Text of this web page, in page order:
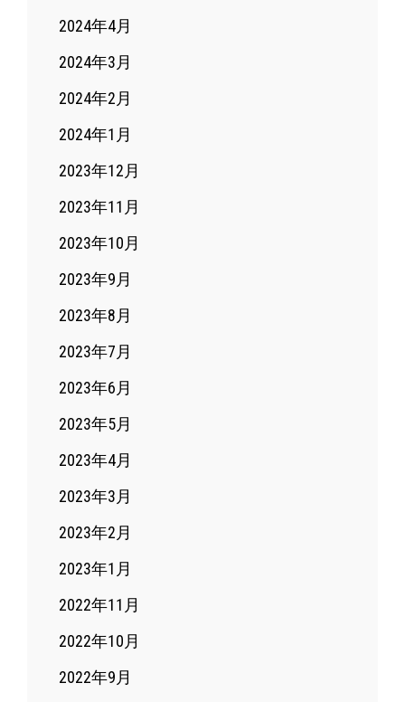
2024年4月
2024年3月
2024年2月
2024年1月
2023年12月
2023年11月
2023年10月
2023年9月
2023年8月
2023年7月
2023年6月
2023年5月
2023年4月
2023年3月
2023年2月
2023年1月
2022年11月
2022年10月
2022年9月